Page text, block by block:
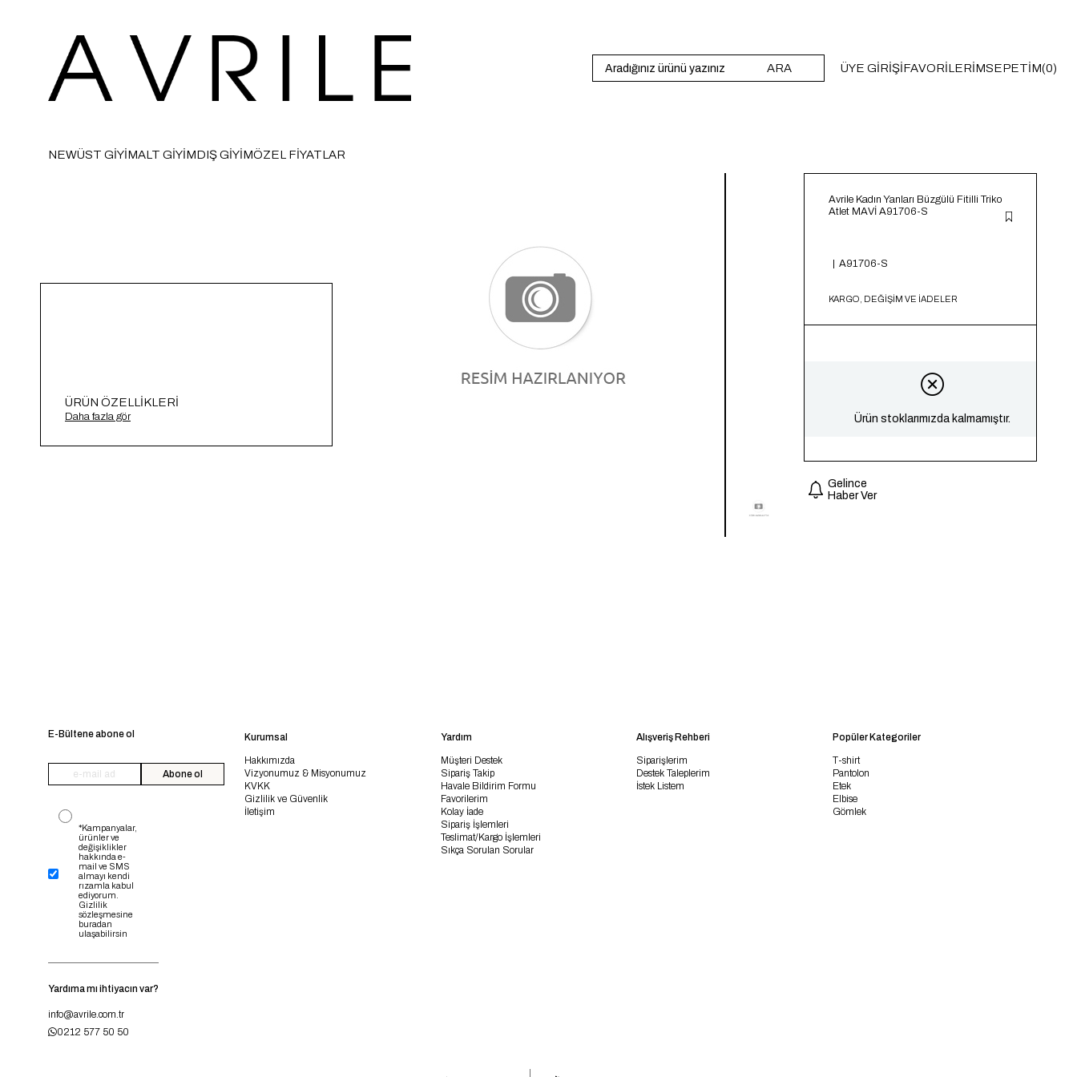
ARA ÜYE GIRIŞIFAVORILERIMSEPETIM 0
NEWÜST GİYİMALT GİYİMDIŞ GİYİMÖZEL FİYATLAR
ÜRÜN ÖZELLIKLERI
Yanları Büzgülü Fitilli Triko Atlet A91706-S
Daha fazla gör
Avrile Kadın Yanları Büzgülü Fitilli Triko
Atlet MAVİ A91706-S
A91706-S
KARGO, DEĞİŞİM VE İADELER
Ürün stoklarımızda kalmamıştır.
Gelince
Haber Ver
E-Bültene abone ol
Abone ol
*Kampanyalar,
ürünler ve
değişiklikler
hakkında e-
mail ve SMS
almayı kendi
rızamla kabul
ediyorum.
Gizlilik
sözleşmesine
buradan
ulaşabilirsin
Yardıma mı ihtiyacın var?
info@avrile.com.tr
0212 577 50 50
Kurumsal
Hakkımızda
Vizyonumuz & Misyonumuz
KVKK
Gizlilik ve Güvenlik
İletişim
Yardım
Müşteri Destek
Sipariş Takip
Havale Bildirim Formu
Favorilerim
Kolay İade
Sipariş İşlemleri
Teslimat/Kargo İşlemleri
Sıkça Sorulan Sorular
Alışveriş Rehberi
Siparişlerim
Destek Taleplerim
İstek Listem
Popüler Kategoriler
T-shirt
Pantolon
Etek
Elbise
Gömlek